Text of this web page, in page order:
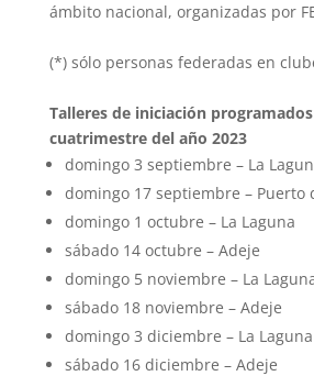
ámbito nacional, organizadas por
(*) sólo personas federadas en
Talleres de iniciación
cuatrimestre del año 2023
domingo 3 septiembre – La
domingo 17 septiembre – Puerto
domingo 1 octubre – La Laguna
sábado 14 octubre – Adeje
domingo 5 noviembre – La
sábado 18 noviembre – Adeje
domingo 3 diciembre – La Laguna
sábado 16 diciembre – Adeje